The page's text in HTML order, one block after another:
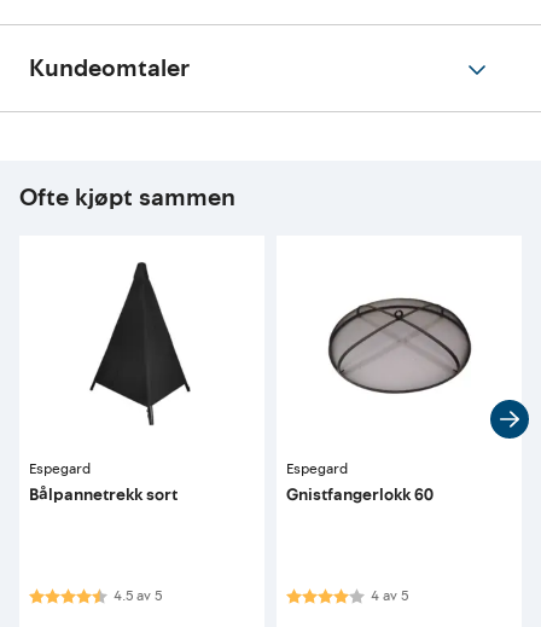
Kundeomtaler
Ofte kjøpt sammen
Espegard
Bålpannetrekk sort
Karakter:4.5 av 5 mulige
4.5av5
Espegard
Gnistfangerlokk 60
Karakter:4.0 av 5 mulige
4av5